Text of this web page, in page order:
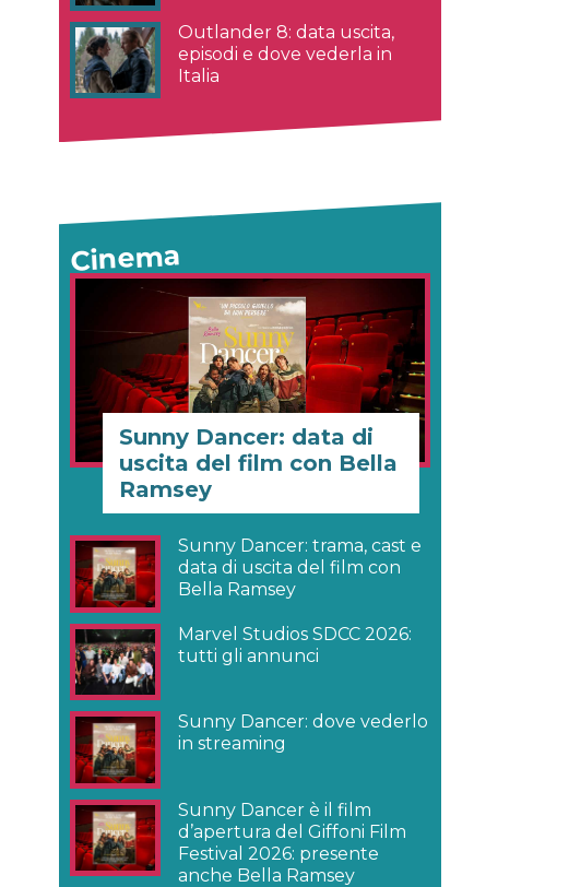
Outlander 8: data uscita,
episodi e dove vederla in
Italia
Cinema
Sunny Dancer: data di
uscita del film con Bella
Ramsey
Sunny Dancer: trama, cast e
data di uscita del film con
Bella Ramsey
Marvel Studios SDCC 2026:
tutti gli annunci
Sunny Dancer: dove vederlo
in streaming
Sunny Dancer è il film
d’apertura del Giffoni Film
Festival 2026: presente
anche Bella Ramsey